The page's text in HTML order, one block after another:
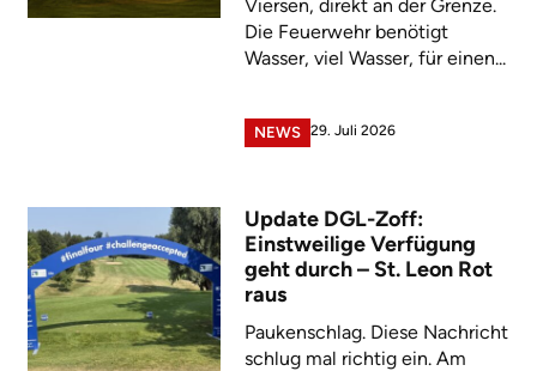
Viersen, direkt an der Grenze.
Die Feuerwehr benötigt
Wasser, viel Wasser, für einen...
NEWS 29. Juli 2026
Update DGL-Zoff:
Einstweilige Verfügung
geht durch – St. Leon Rot
raus
Paukenschlag. Diese Nachricht
schlug mal richtig ein. Am